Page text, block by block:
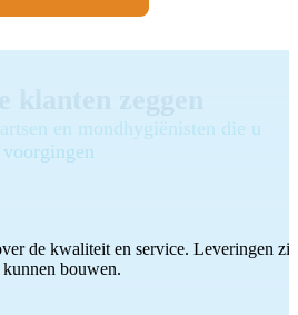
en mondhygiënisten die u
voorgingen
de kwaliteit en service. Leveringen
bouwen.